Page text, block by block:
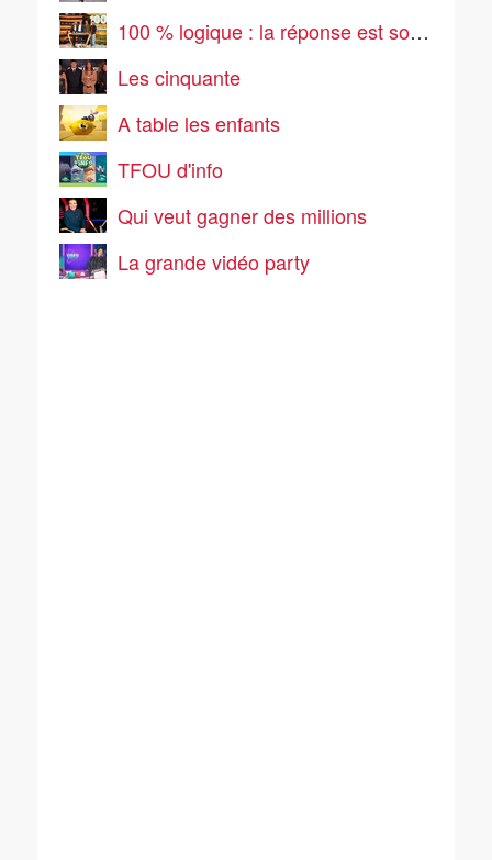
100 % logique : la réponse est sous vos yeux
Les cinquante
A table les enfants
TFOU d'info
Qui veut gagner des millions
La grande vidéo party